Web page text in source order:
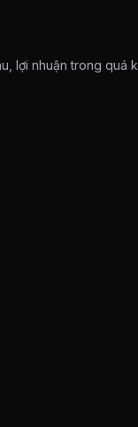
lợi nhuận trong quá